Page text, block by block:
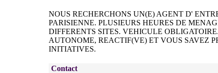
NOUS RECHERCHONS UN(E) AGENT D'
PARISIENNE. PLUSIEURS HEURES DE
DIFFERENTS SITES. VEHICULE
AUTONOME, REACTIF(VE) ET VOUS SAVEZ
INITIATIVES.
Contact